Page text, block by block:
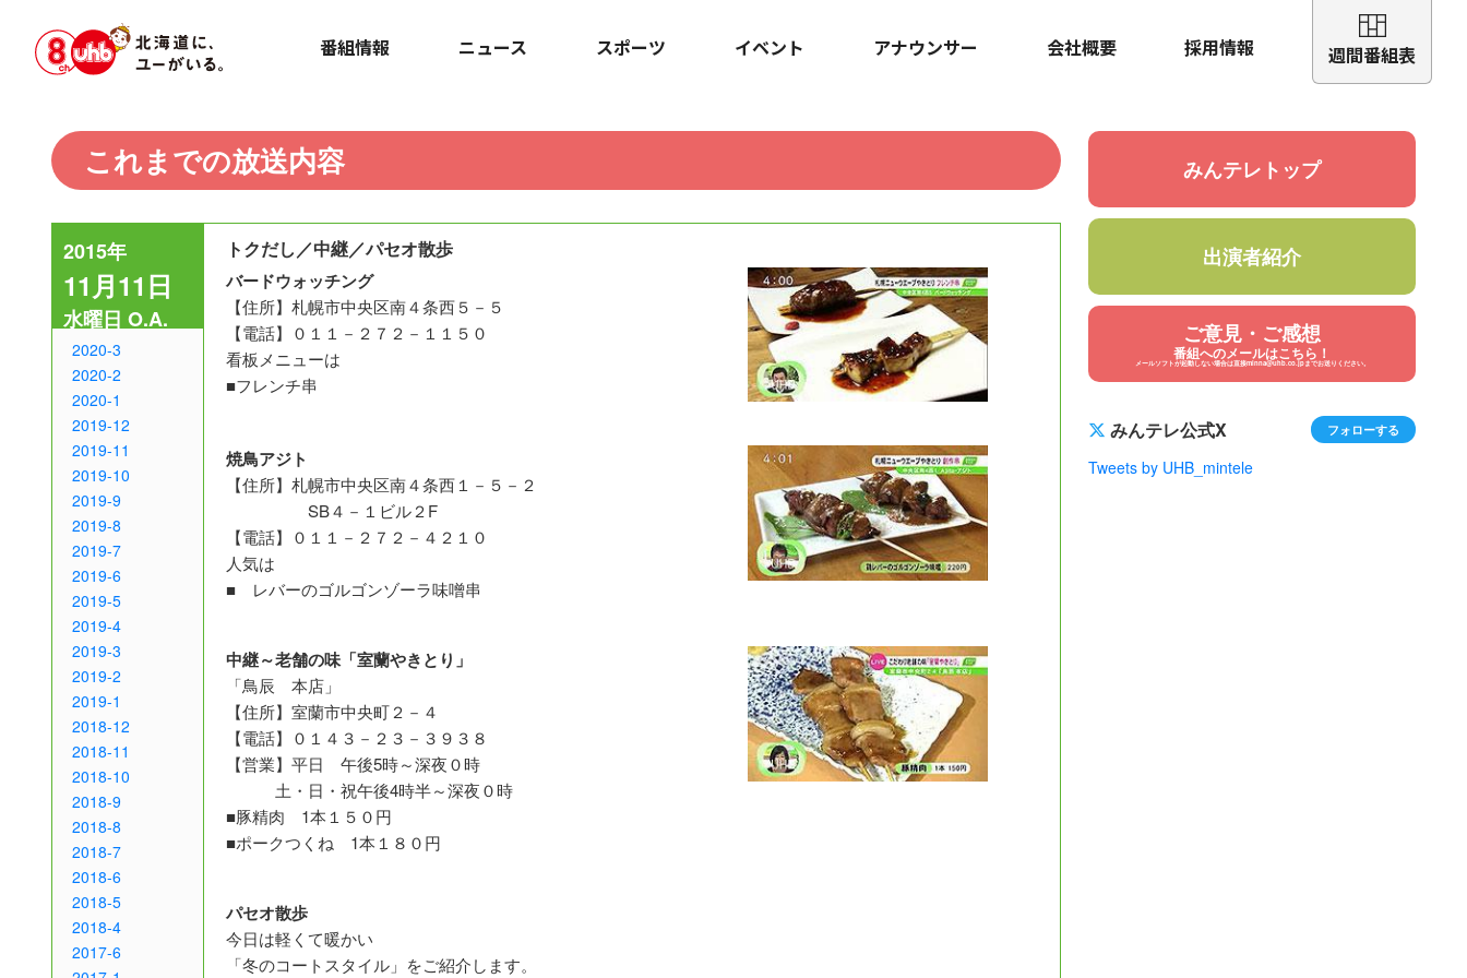
番組情報 ニュース スポーツ イベント アナウンサー 会社概要 採用情報 週間番組表
これまでの放送内容
2015年
11月11日
水曜日 O.A.
2020-3
2020-2
2020-1
2019-12
2019-11
2019-10
2019-9
2019-8
2019-7
2019-6
2019-5
2019-4
2019-3
2019-2
2019-1
2018-12
2018-11
2018-10
2018-9
2018-8
2018-7
2018-6
2018-5
2018-4
2017-6
トクだし／中継／パセオ散歩
バードウォッチング
【住所】札幌市中央区南４条西５－５
【電話】０１１－２７２－１１５０
看板メニューは
■フレンチ串
焼鳥アジト
【住所】札幌市中央区南４条西１－５－２
SB４－１ビル２F
【電話】０１１－２７２－４２１０
人気は
■ レバーのゴルゴンゾーラ味噌串
中継～老舗の味「室蘭やきとり」
「鳥辰 本店」
【住所】室蘭市中央町２－４
【電話】０１４３－２３－３９３８
【営業】平日 午後5時～深夜０時
土・日・祝午後4時半～深夜０時
■豚精肉 1本１５０円
■ポークつくね 1本１８０円
パセオ散歩
今日は軽くて暖かい
「冬のコートスタイル」をご紹介します。
みんテレトップ
出演者紹介
ご意見・ご感想
番組へのメールはこちら！
メールソフトが起動しない場合は直接minna@uhb.co.jpまでお送りください。
みんテレ公式X フォローする
Tweets by UHB_mintele